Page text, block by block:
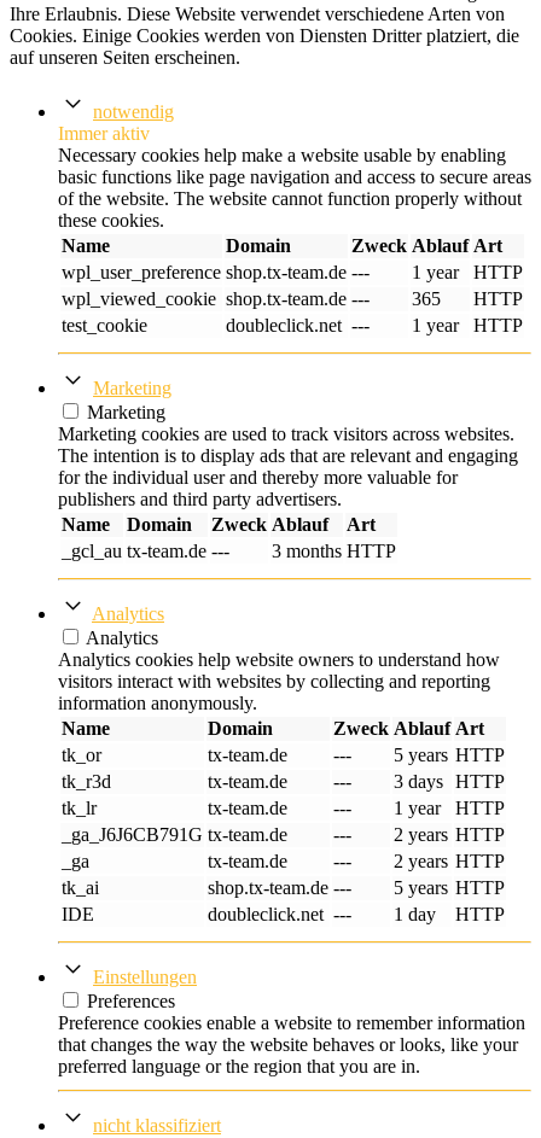
Ihre Erlaubnis. Diese Website verwendet verschiedene Arten von
Cookies. Einige Cookies werden von Diensten Dritter platziert, die
auf unseren Seiten erscheinen.
notwendig
Immer aktiv
Necessary cookies help make a website usable by enabling
basic functions like page navigation and access to secure areas
of the website. The website cannot function properly without
these cookies.
Name
Domain Zweck Ablauf Art
wpl_user_preference shop.tx-team.de --- 1 year
HTTP
wpl_viewed_cookie shop.tx-team.de --- 365
HTTP
test_cookie
doubleclick.net --- 1 year HTTP
Marketing
Marketing
Marketing cookies are used to track visitors across websites.
The intention is to display ads that are relevant and engaging
for the individual user and thereby more valuable for
publishers and third party advertisers.
Name
Domain Zweck Ablauf
Art
_gcl_au tx-team.de --- 3 months HTTP
Analytics
Analytics
Analytics cookies help website owners to understand how
visitors interact with websites by collecting and reporting
information anonymously.
Name
Domain Zweck Ablauf Art
tk_or
tx-team.de --- 5 years HTTP
tk_r3d
tx-team.de --- 3 days HTTP
tk_lr
tx-team.de --- 1 year
HTTP
_ga_J6J6CB791G tx-team.de --- 2 years HTTP
_ga
tx-team.de --- 2 years HTTP
tk_ai
shop.tx-team.de --- 5 years HTTP
IDE
doubleclick.net --- 1 day HTTP
Einstellungen
Preferences
Preference cookies enable a website to remember information
that changes the way the website behaves or looks, like your
preferred language or the region that you are in.
nicht klassifiziert